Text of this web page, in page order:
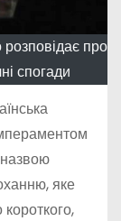
про
спогади
яке